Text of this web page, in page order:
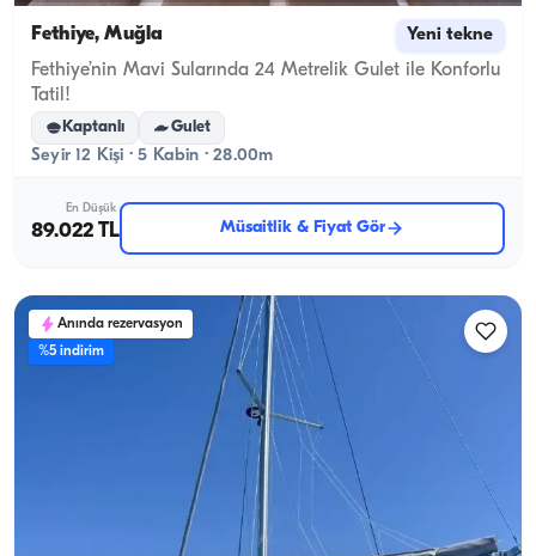
Fethiye, Muğla Yeni tekne
Fethiye’nin Mavi Sularında 24 Metrelik Gulet ile Konforlu
Tatil!
Kaptanlı Gulet
Seyir 12 Kişi · 5 Kabin · 28.00m
En Düşük
89.022 TL Müsaitlik & Fiyat Gör
Anında rezervasyon
%5 indirim